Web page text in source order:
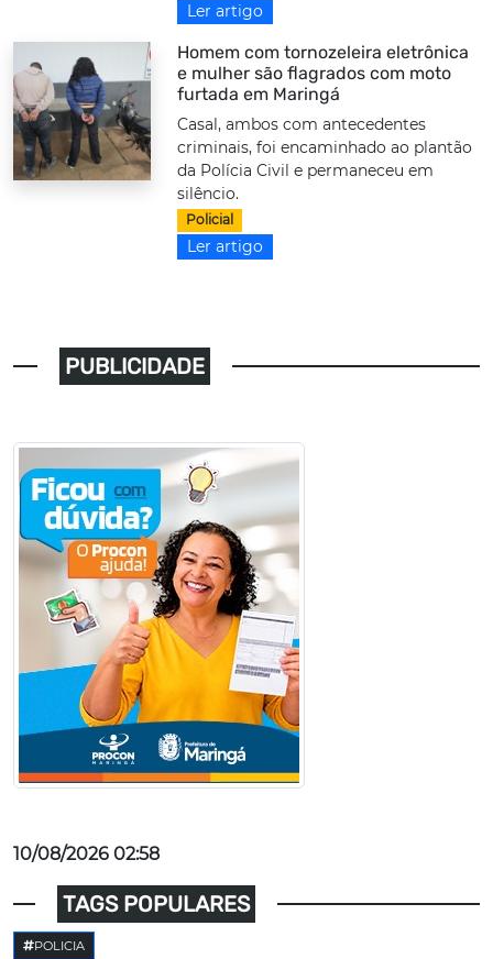
Ler artigo
Homem com tornozeleira eletrônica
e mulher são flagrados com moto
furtada em Maringá
Casal, ambos com antecedentes
criminais, foi encaminhado ao plantão
da Polícia Civil e permaneceu em
silêncio.
Policial
Ler artigo
PUBLICIDADE
10/08/2026 02:58
TAGS POPULARES
POLICIA